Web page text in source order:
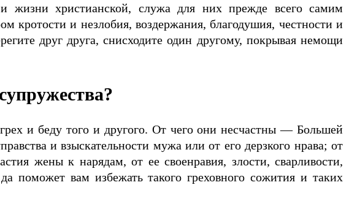
жизни христианской, служа для них прежде всего самим
кротости и незлобия, воздержания, благодушия, честности и
друг друга, снисходите один другому, покрывая немощи
и беду того и другого. От чего они несчастны — Большей
и взыскательности мужа или от его дерзкого нрава; от
жены к нарядам, от ее своенравия, злости, сварливости,
поможет вам избежать такого греховного сожития и таких